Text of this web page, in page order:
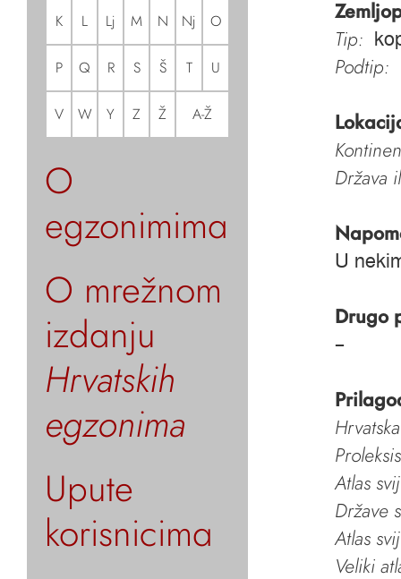
K L Lj M N Nj O
P Q R S Š T U
V W Y Z Ž A-Ž
O
egzonimima
O mrežnom
izdanju
Hrvatskih
egzonima
Upute
korisnicima
Tip:
Podtip:
Država
U
Drugo
–
Atlas
Države
Atlas
Veliki